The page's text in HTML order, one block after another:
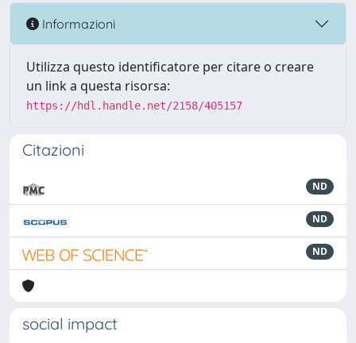
Informazioni
Utilizza questo identificatore per citare o creare
un link a questa risorsa:
https://hdl.handle.net/2158/405157
Citazioni
ND
ND
ND
social impact